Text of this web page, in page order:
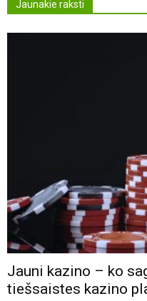
Jaunakie raksti
Jauni kazino – ko
tiešsaistes kazino